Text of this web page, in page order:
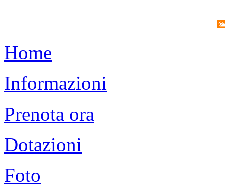
Home
Informazioni
Prenota ora
Dotazioni
Foto